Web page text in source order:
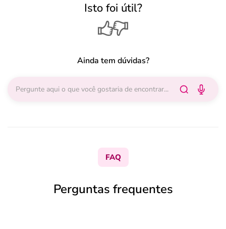
Isto foi útil?
Ainda tem dúvidas?
FAQ
Perguntas frequentes